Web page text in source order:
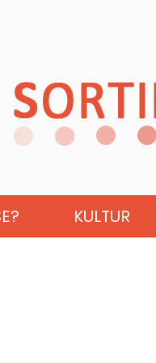
KULTUR